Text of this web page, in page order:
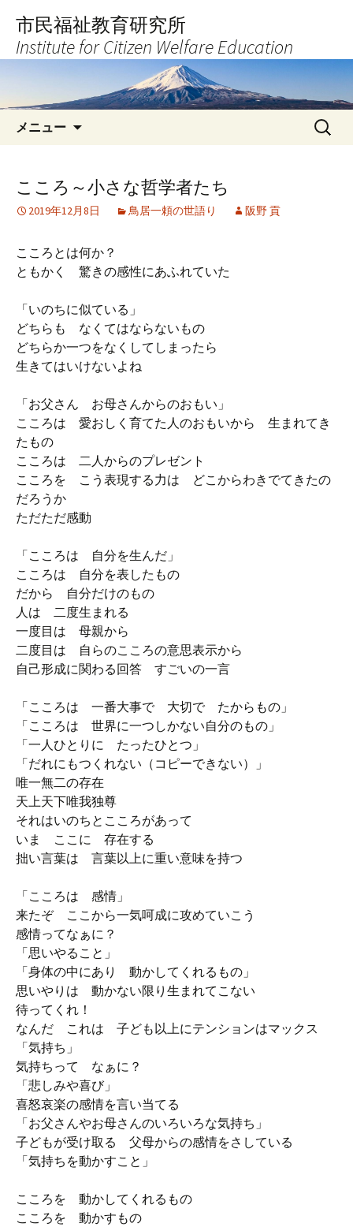
へ
キ
市民福祉教育研究所
Institute for Citizen Welfare Education
メニュー
検
索:
こころ～小さな哲学者たち
2019年12月8日 鳥居一頼の世語り 阪野 貢
こころとは何か？
ともかく 驚きの感性にあふれていた
「いのちに似ている」
どちらも なくてはならないもの
どちらか一つをなくしてしまったら
生きてはいけないよね
「お父さん お母さんからのおもい」
こころは 愛おしく育てた人のおもいから 生まれてき
たもの
こころは 二人からのプレゼント
こころを こう表現する力は どこからわきでてきたの
だろうか
ただただ感動
「こころは 自分を生んだ」
こころは 自分を表したもの
だから 自分だけのもの
人は 二度生まれる
一度目は 母親から
二度目は 自らのこころの意思表示から
自己形成に関わる回答 すごいの一言
「こころは 一番大事で 大切で たからもの」
「こころは 世界に一つしかない自分のもの」
「一人ひとりに たったひとつ」
「だれにもつくれない（コピーできない）」
唯一無二の存在
天上天下唯我独尊
それはいのちとこころがあって
いま ここに 存在する
拙い言葉は 言葉以上に重い意味を持つ
「こころは 感情」
来たぞ ここから一気呵成に攻めていこう
感情ってなぁに？
「思いやること」
「身体の中にあり 動かしてくれるもの」
思いやりは 動かない限り生まれてこない
待ってくれ！
なんだ これは 子ども以上にテンションはマックス
「気持ち」
気持ちって なぁに？
「悲しみや喜び」
喜怒哀楽の感情を言い当てる
「お父さんやお母さんのいろいろな気持ち」
子どもが受け取る 父母からの感情をさしている
「気持ちを動かすこと」
こころを 動かしてくれるもの
こころを 動かすもの